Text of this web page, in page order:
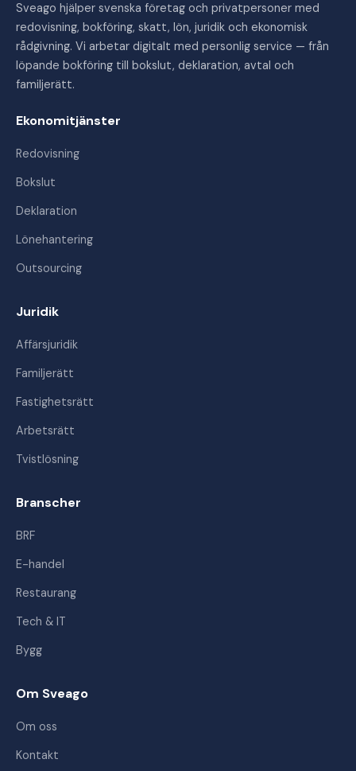
Sveago hjälper svenska företag och privatpersoner med
redovisning, bokföring, skatt, lön, juridik och ekonomisk
rådgivning. Vi arbetar digitalt med personlig service — från
löpande bokföring till bokslut, deklaration, avtal och
familjerätt.
Ekonomitjänster
Redovisning
Bokslut
Deklaration
Lönehantering
Outsourcing
Juridik
Affärsjuridik
Familjerätt
Fastighetsrätt
Arbetsrätt
Tvistlösning
Branscher
BRF
E-handel
Restaurang
Tech & IT
Bygg
Om Sveago
Om oss
Kontakt